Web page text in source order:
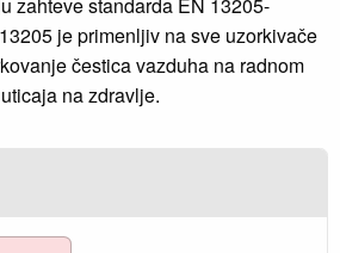
je primenljiv na sve uzorkivače
čestica vazduha na radnom
na zdravlje.